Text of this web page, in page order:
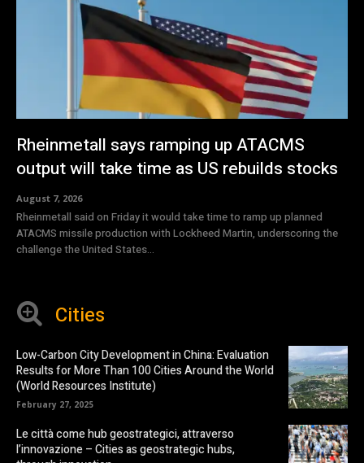
Rheinmetall says ramping up ATACMS
output will take time as US rebuilds stocks
August 7, 2026
Rheinmetall said on Friday it would take time to ramp up planned
ATACMS missile production with Lockheed Martin, underscoring the
challenge the United States...
Cities
Low-Carbon City Development in China: Evaluation
Results for More Than 100 Cities Around the World
(World Resources Institute)
February 27, 2025
Le città come hub geostrategici, attraverso
l’innovazione – Cities as geostrategic hubs,